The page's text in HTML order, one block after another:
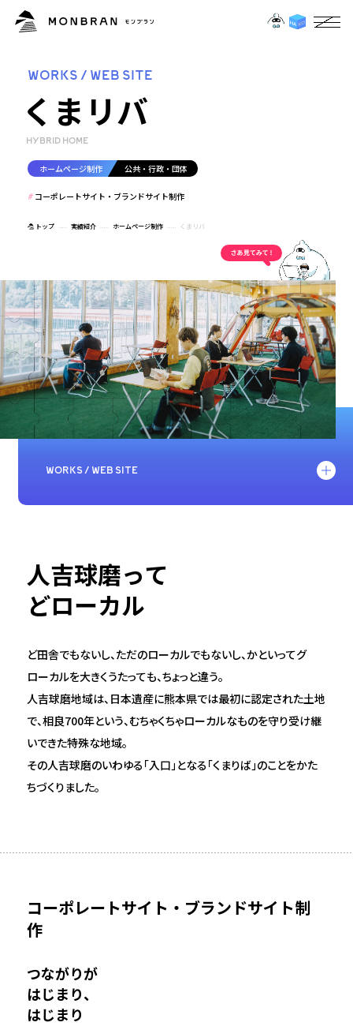
WORKS / WEB SITE
くまリバ
HYBRID HOME
ホームページ制作 公共・行政・団体
コーポレートサイト・ブランドサイト制作
トップ 実績紹介 ホームページ制作 くまリバ
人吉球磨って
どローカル
ど田舎でもないし、ただのローカルでもないし、かといってグ
ローカルを大きくうたっても、ちょっと違う。
人吉球磨地域は、日本遺産に熊本県では最初に認定された土地
で、相良700年という、むちゃくちゃローカルなものを守り受け継
いできた特殊な地域。
その人吉球磨のいわゆる「入口」となる「くまりば」のことをかた
ちづくりました。
コーポレートサイト・ブランドサイト制
作
つながりが
はじまり、
はじまり
WORKS / WEB SITE
思い出
チーム